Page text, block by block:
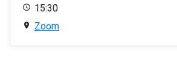
15:30
Zoom